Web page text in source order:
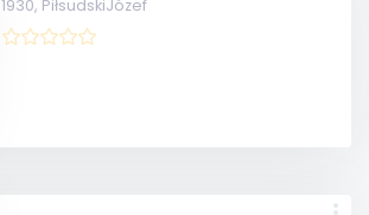
1930, PiłsudskiJózef